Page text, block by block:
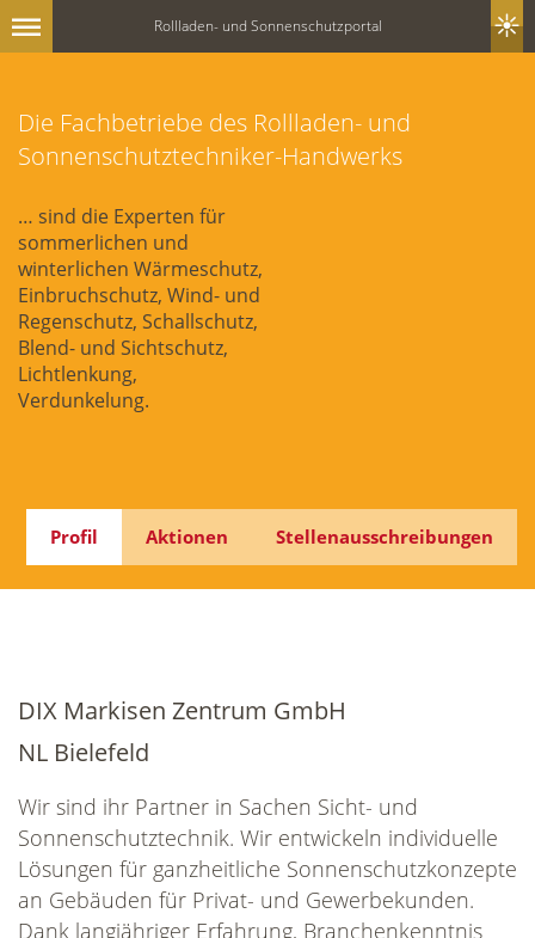
Rollladen- und Sonnenschutzportal
Die Fachbetriebe des Rollladen- und
Sonnenschutztechniker-Handwerks
… sind die Experten für
sommerlichen und
winterlichen Wärmeschutz,
Einbruchschutz, Wind- und
Regenschutz, Schallschutz,
Blend- und Sichtschutz,
Lichtlenkung,
Verdunkelung.
Profil Aktionen Stellenausschreibungen
DIX Markisen Zentrum GmbH
NL Bielefeld
Wir sind ihr Partner in Sachen Sicht- und
Sonnenschutztechnik. Wir entwickeln individuelle
Lösungen für ganzheitliche Sonnenschutzkonzepte
an Gebäuden für Privat- und Gewerbekunden.
Dank langjähriger Erfahrung, Branchenkenntnis